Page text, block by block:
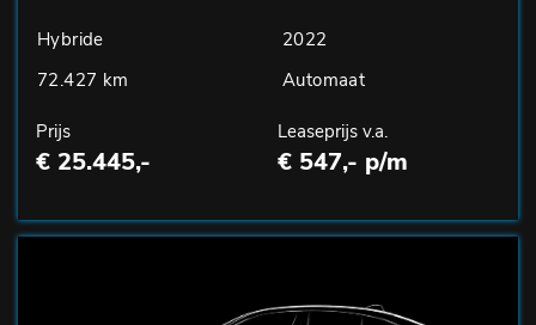
Hybride
2022
72.427 km
Automaat
Prijs
€ 25.445,-
Leaseprijs v.a.
€ 547,- p/m